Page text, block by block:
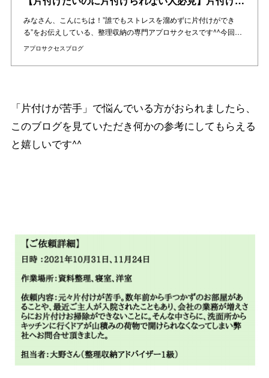
みなさん、こんにちは！”誰でもストレスを溜めずに片付けができ
る”をお伝えしている、整理収納の専門アプロサクセスです^^今回…
アプロサクセスブログ
「片付けが苦手」で悩んでいる方がおられましたら、
このブログを見ていただき何かの参考にしてもらえる
と嬉しいです^^